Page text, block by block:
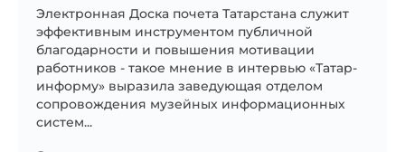
Электронная Доска почета Татарстана служит
эффективным инструментом публичной
благодарности и повышения мотивации
работников - такое мнение в интервью «Татар-
информу» выразила заведующая отделом
сопровождения музейных информационных
систем...